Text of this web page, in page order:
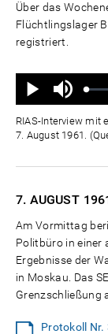
Über das
Flüchtlingslager
registriert.
Wiedergabe
Ton
aus
Status
RIAS-Interview mit
7. August 1961.
7. AUGUST
Am Vormittag
Politbüro in einer
Ergebnisse der
in Moskau. Das
Grenzschließung
Protokoll